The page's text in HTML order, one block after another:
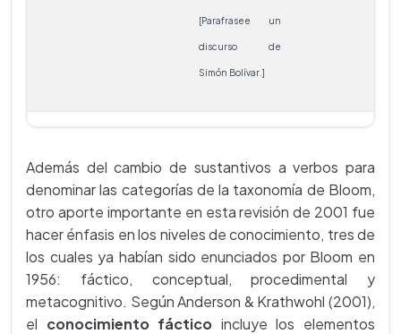
[Parafrasee un
discurso de
Simón Bolívar.]
Además del cambio de sustantivos a verbos para
denominar las categorías de la taxonomía de Bloom,
otro aporte importante en esta revisión de 2001 fue
hacer énfasis en los niveles de conocimiento, tres de
los cuales ya habían sido enunciados por Bloom en
1956: fáctico, conceptual, procedimental y
metacognitivo. Según Anderson & Krathwohl (2001),
el conocimiento fáctico incluye los elementos